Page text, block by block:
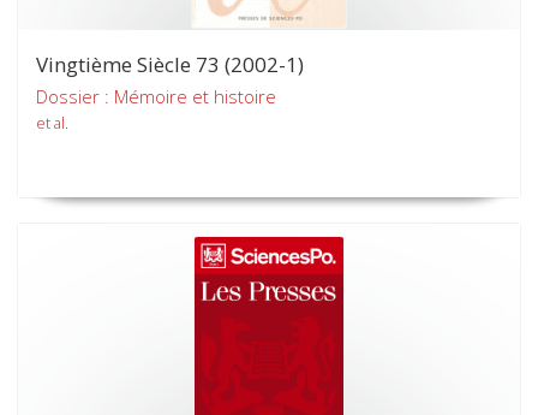
Vingtième Siècle 73 (2002-1)
Dossier : Mémoire et histoire
et al.